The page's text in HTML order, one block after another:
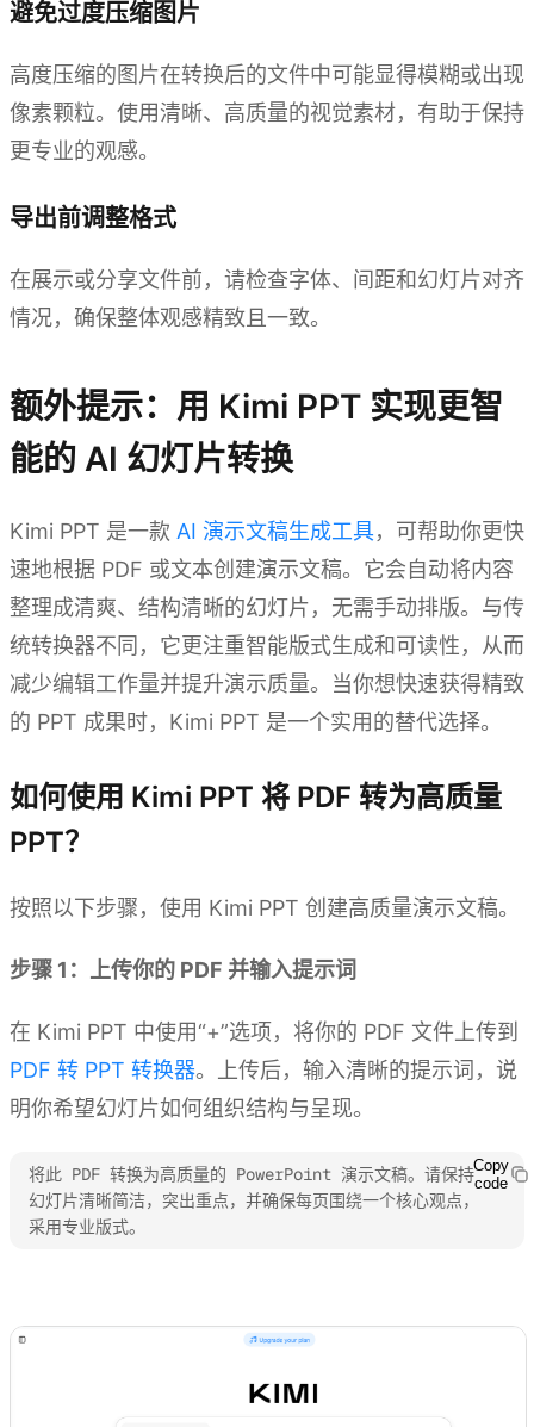
避免过度压缩图片
高度压缩的图片在转换后的文件中可能显得模糊或出现
像素颗粒。使用清晰、高质量的视觉素材，有助于保持
更专业的观感。
导出前调整格式
在展示或分享文件前，请检查字体、间距和幻灯片对齐
情况，确保整体观感精致且一致。
额外提示：用 Kimi PPT 实现更智
能的 AI 幻灯片转换
Kimi PPT 是一款 AI 演示文稿生成工具，可帮助你更快
速地根据 PDF 或文本创建演示文稿。它会自动将内容
整理成清爽、结构清晰的幻灯片，无需手动排版。与传
统转换器不同，它更注重智能版式生成和可读性，从而
减少编辑工作量并提升演示质量。当你想快速获得精致
的 PPT 成果时，Kimi PPT 是一个实用的替代选择。
如何使用 Kimi PPT 将 PDF 转为高质量
PPT？
按照以下步骤，使用 Kimi PPT 创建高质量演示文稿。
步骤 1：上传你的 PDF 并输入提示词
在 Kimi PPT 中使用“+”选项，将你的 PDF 文件上传到
PDF 转 PPT 转换器。上传后，输入清晰的提示词，说
明你希望幻灯片如何组织结构与呈现。
将此 PDF 转换为高质量的 PowerPoint 演示文稿。请保持
幻灯片清晰简洁，突出重点，并确保每页围绕一个核心观点，
采用专业版式。
Copy
code